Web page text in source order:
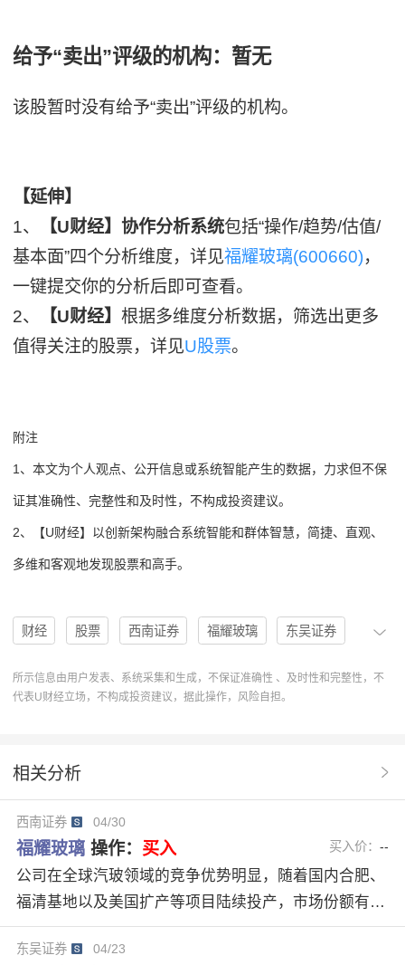
给予“卖出”评级的机构：暂无
该股暂时没有给予“卖出”评级的机构。
【延伸】
1、
【U财经】协作分析系统包括“操作/趋势/估值/
基本面”四个分析维度，详见福耀玻璃(600660)，
一键提交你的分析后即可查看。
2、
【U财经】根据多维度分析数据，筛选出更多
值得关注的股票，详见U股票。
附注
1、本文为个人观点、公开信息或系统智能产生的数据，力求但不保
证其准确性、完整性和及时性，不构成投资建议。
2、【U财经】以创新架构融合系统智能和群体智慧，简捷、直观、
多维和客观地发现股票和高手。
财经 股票 西南证券 福耀玻璃 东吴证券
国信证券 汽车行业 机构 评级 竞争优势
外汇波动
卖出评级 分析系统
机构评级 智能化趋势 经营稳健增长
所示信息由用户发表、系统采集和生成，不保证准确性 、及时性和完整性，不
代表U财经立场，不构成投资建议，据此操作，风险自担。
相关分析
西南证券 04/30
福耀玻璃 操作： 买入 买入价：--
公司在全球汽玻领域的竞争优势明显，随着国内合肥、
福清基地以及美国扩产等项目陆续投产，市场份额有望
延续上升走势；高附加值产品占比提升助力ASP持续增
长。我们预计26-28年公司EPS分别为3.93/4.51/5.30
东吴证券 04/23